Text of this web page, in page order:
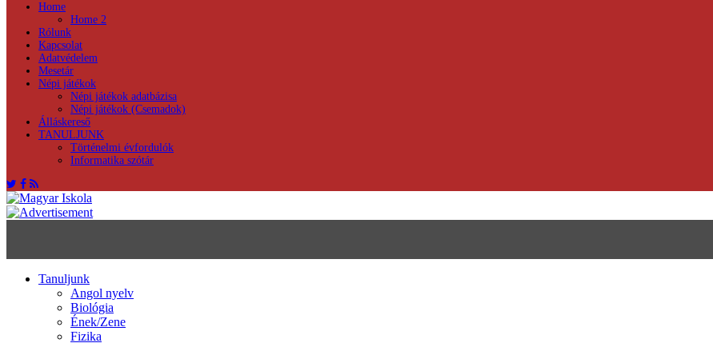
Home
Home 2
Rólunk
Kapcsolat
Adatvédelem
Mesetár
Népi játékok
Népi játékok adatbázisa
Népi játékok (Csemadok)
Álláskereső
TANULJUNK
Történelmi évfordulók
Informatika szótár
Tanuljunk
Angol nyelv
Biológia
Ének/Zene
Fizika